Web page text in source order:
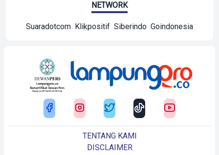
NETWORK
Suaradotcom Klikpositif Siberindo Goindonesia
TENTANG KAMI
DISCLAIMER